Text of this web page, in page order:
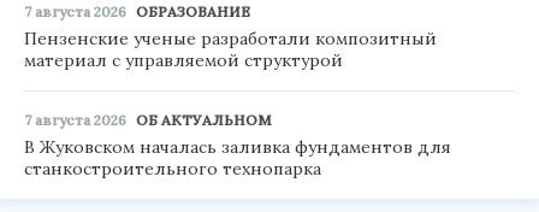
7 августа 2026 ОБРАЗОВАНИЕ
Пензенские ученые разработали композитный
материал с управляемой структурой
7 августа 2026 ОБ АКТУАЛЬНОМ
В Жуковском началась заливка фундаментов для
станкостроительного технопарка